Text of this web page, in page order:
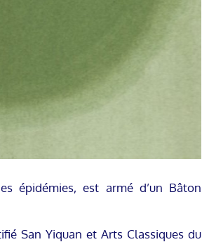
épidémies, est armé d’un Bâton
San Yiquan et Arts Classiques du